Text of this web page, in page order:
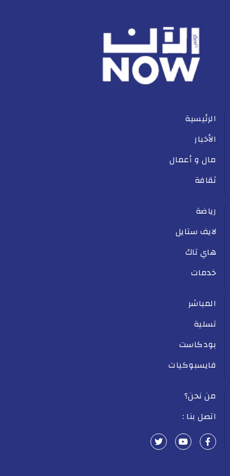
الرئيسية
الأخبار
مال و أعمال
ثقافة
رياضة
لايف ستايل
هاي تاك
خدمات
المباشر
تسلية
بودكاست
فايسبوكيات
من نحن؟
اتصل بنا :